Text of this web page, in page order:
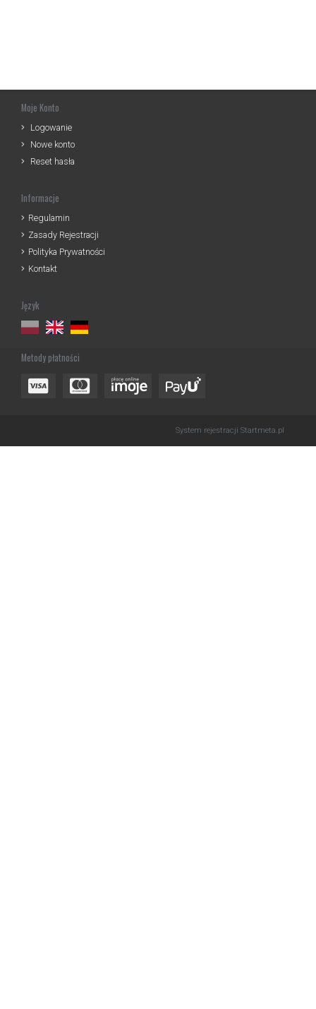
Moje Konto
Logowanie
Nowe konto
Reset hasła
Informacje
Regulamin
Zasady Rejestracji
Polityka Prywatności
Kontakt
Język
Metody płatności
System rejestracji Startmeta.pl